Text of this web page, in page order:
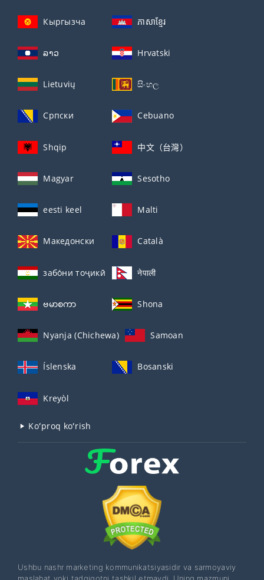
Кыргызча ភាសាខ្មែរ
ລາວ Hrvatski
Lietuvių සිංහල
Српски Cebuano
Shqip 中文（台灣）
Magyar Sesotho
eesti keel Malti
Македонски Català
забо́ни тоҷикӣ́ नेपाली
ဗမာစကာ Shona
Nyanja (Chichewa) Samoan
Íslenska Bosanski
Kreyòl
Koʻproq koʻrish
Ushbu nashr marketing kommunikatsiyasidir va sarmoyaviy